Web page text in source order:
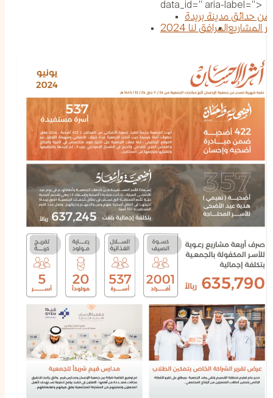
data_id='' aria-label=''>
من حدائق مدينة بريدة
المرافق لنا 2024المشاريع